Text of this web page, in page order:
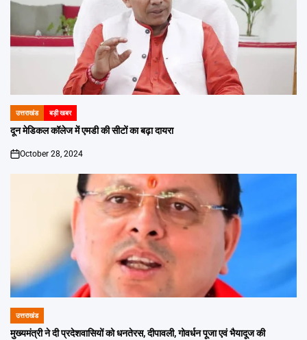
POSTED
IN
उत्तराखंड बड़ी खबर
दून मेडिकल कॉलेज में एमडी की सीटों का बढ़ा दायरा
on
October 28, 2024
POSTED
IN
उत्तराखंड
मुख्यमंत्री ने दी प्रदेशवासियों को धनतेरस, दीपावली, गोवर्धन पूजा एवं भैयादूज की